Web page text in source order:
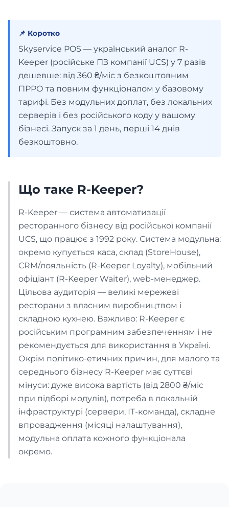
Інтеграції які забезпечують
роботу вашого бізнесу
Список інтеграцій
ВИРОБНИЦТВО
Пекарня
Кондитерська
Франшиза
Доставка їжі
Шиномонтаж
Автомийка
Лікарня
Стоматологія
Ветеринарна клініка
Спа-Салон
Салон краси
📌 Коротко
Skyservice POS — український аналог R-
Keeper (російське ПЗ компанії UCS) у 7 разів
дешевше: від 360 ₴/міс з безкоштовним
ПРРО та повним функціоналом у базовому
тарифі. Без модульних доплат, без локальних
серверів і без російського коду у вашому
бізнесі. Запуск за 1 день, перші 14 днів
безкоштовно.
Що таке R-Keeper?
R-Keeper — система автоматизації
ресторанного бізнесу від російської компанії
UCS, що працює з 1992 року. Система модульна:
окремо купується каса, склад (StoreHouse),
CRM/лояльність (R-Keeper Loyalty), мобільний
офіціант (R-Keeper Waiter), web-менеджер.
Цільова аудиторія — великі мережеві
ресторани з власним виробництвом і
складною кухнею. Важливо: R-Keeper є
російським програмним забезпеченням і не
рекомендується для використання в Україні.
Окрім політико-етичних причин, для малого та
середнього бізнесу R-Keeper має суттєві
мінуси: дуже висока вартість (від 2800 ₴/міс
при підборі модулів), потреба в локальній
інфраструктурі (сервери, ІТ-команда), складне
впровадження (місяці налаштування),
модульна оплата кожного функціонала
окремо.